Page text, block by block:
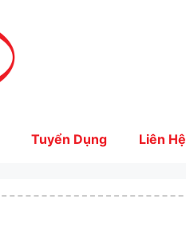
Tuyển Dụng Liên Hệ